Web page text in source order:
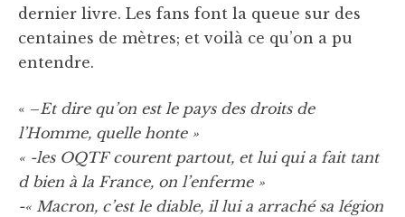
dernier livre. Les fans font la queue sur des
centaines de mètres; et voilà ce qu’on a pu
entendre.
« –Et dire qu’on est le pays des droits de
l’Homme, quelle honte »
« -les OQTF courent partout, et lui qui a fait tant
d bien à la France, on l’enferme »
-« Macron, c’est le diable, il lui a arraché sa légion